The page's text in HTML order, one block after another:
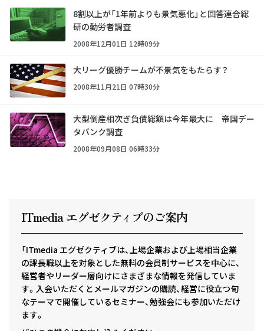
8割以上が「1年前よりも景気悪化」と回答――連合総
研の勤労者調査
2008年12月01日 12時09分
大リーグ優勝チームが不景気をもたらす？
2008年11月21日 07時30分
大型倒産相次ぎ負債総額は今年最大に 帝国デー
タバンク調査
2008年09月08日 06時33分
ITmedia エグゼクティ ブのご案内
「ITmedia エグゼクティブは、上場企業および上場相当企業
の課長職以上を対象とした無料の会員制サービスを中心に、
経営者やリーダー層向けにさまざまな情報を発信していま
す。入会いただくとメールマガジンの購読、経営に役立つ旬
なテーマで開催しているセミナー、勉強会にも参加いただけ
ます。